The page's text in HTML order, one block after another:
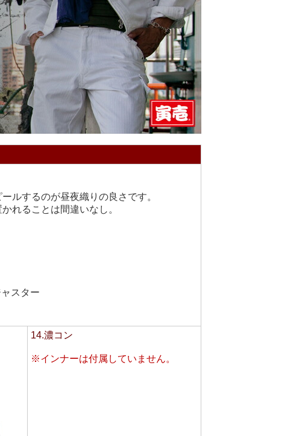
ルするのが昼夜織りの良さです。
れることは間違いなし。
スター
14.濃コン
※インナーは付属していません。